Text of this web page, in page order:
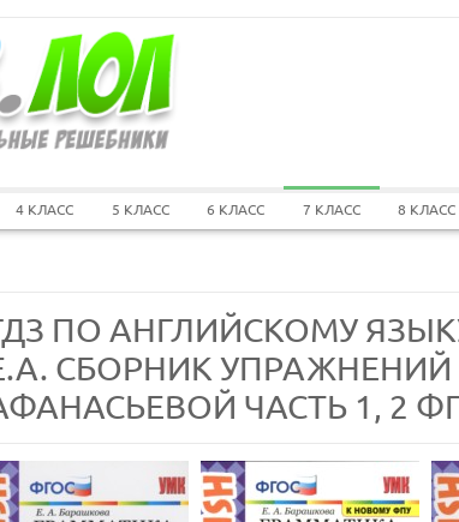
4 КЛАСС 5 КЛАСС 6 КЛАСС 7 КЛАСС 8 КЛАСС
ПО АНГЛИЙСКОМУ
СБОРНИК УПРАЖНЕНИЙ
ЧАСТЬ 1, 2